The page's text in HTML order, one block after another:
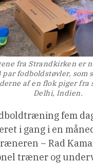
fra Strandkirken er
par fodboldstøvler, som
af en flok piger fra
Delhi, Indien.
fem
i gang i en
– Rad
træner og